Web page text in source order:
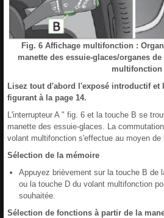
Fig. 6 Affichage multifonction :
manette des essuie-glaces/organes
multifonction
Lisez tout d'abord l'exposé introductif et
figurant à la page 14.
L'interrupteur A " fig. 6 et la touche B se
manette des essuie-glaces. La
volant multifonction s'effectue au moyen de
Sélection de la mémoire
Appuyez brièvement sur la touche B de
ou la touche D du volant multifonction
souhaitée.
Sélection de fonctions à partir de la